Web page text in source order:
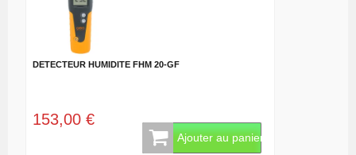
DETECTEUR HUMIDITE FHM 20-GF
153,00 €
Ajouter au panier